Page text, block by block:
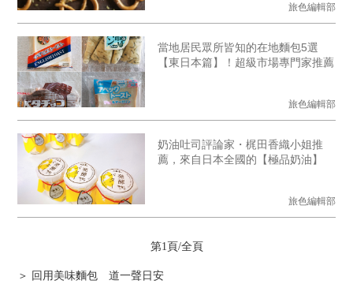
旅色編輯部
當地居民眾所皆知的在地麵包5選
【東日本篇】！超級市場專門家推薦
旅色編輯部
奶油吐司評論家・梶田香織小姐推
薦，來自日本全國的【極品奶油】
旅色編輯部
第1頁/全頁
＞ 回用美味麵包 道一聲日安